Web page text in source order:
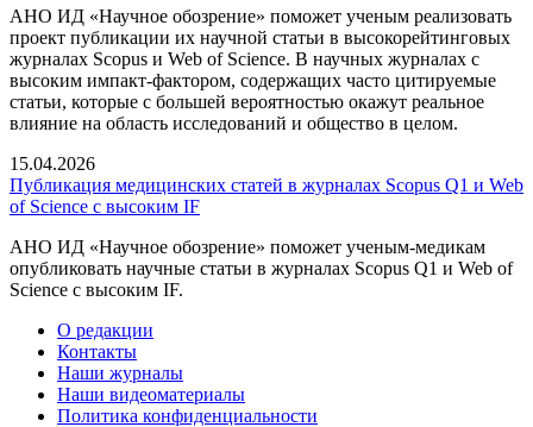
АНО ИД «Научное обозрение» поможет ученым реализовать
проект публикации их научной статьи в высокорейтинговых
журналах Scopus и Web of Science. В научных журналах с
высоким импакт-фактором, содержащих часто цитируемые
статьи, которые с большей вероятностью окажут реальное
влияние на область исследований и общество в целом.
15.04.2026
Публикация медицинских статей в журналах Scopus Q1 и Web
of Science с высоким IF
АНО ИД «Научное обозрение» поможет ученым-медикам
опубликовать научные статьи в журналах Scopus Q1 и Web of
Science с высоким IF.
О редакции
Контакты
Наши журналы
Наши видеоматериалы
Политика конфиденциальности